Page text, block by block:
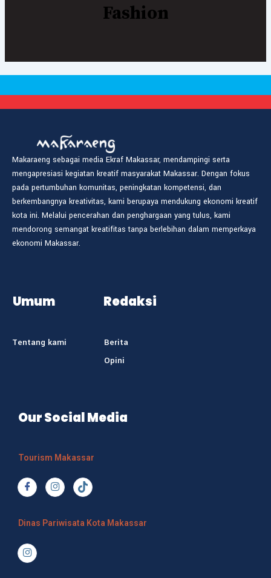
Fashion
Makaraeng sebagai media Ekraf Makassar, mendampingi serta
mengapresiasi kegiatan kreatif masyarakat Makassar. Dengan fokus
pada pertumbuhan komunitas, peningkatan kompetensi, dan
berkembangnya kreativitas, kami berupaya mendukung ekonomi kreatif
kota ini. Melalui pencerahan dan penghargaan yang tulus, kami
mendorong semangat kreatifitas tanpa berlebihan dalam memperkaya
ekonomi Makassar.
Tentang kami
Umum Redaksi
Berita
Opini
Our Social Media
Tourism Makassar
Dinas Pariwisata Kota Makassar